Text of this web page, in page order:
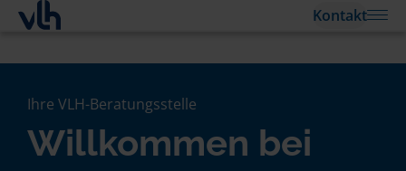
Kontakt
Ihre VLH-Beratungsstelle
Willkommen bei